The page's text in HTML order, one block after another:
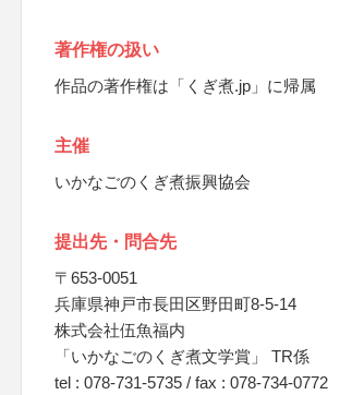
著作権の扱い
作品の著作権は「くぎ煮.jp」に帰属
主催
いかなごのくぎ煮振興協会
提出先・問合先
〒653-0051
兵庫県神戸市長田区野田町8-5-14
株式会社伍魚福内
「いかなごのくぎ煮文学賞」 TR係
tel : 078-731-5735 / fax : 078-734-0772